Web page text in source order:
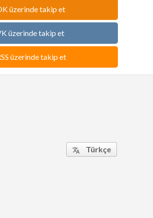
üzerinde takip et
üzerinde takip et
üzerinde takip et
 Türkçe